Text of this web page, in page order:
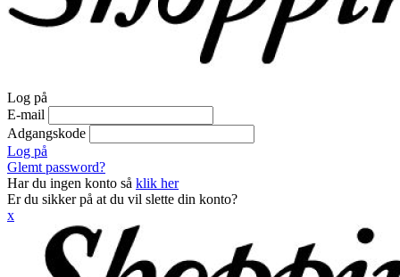
Log på
E-mail
Adgangskode
Log på
Glemt password?
Har du ingen konto så klik her
Er du sikker på at du vil slette din konto?
x